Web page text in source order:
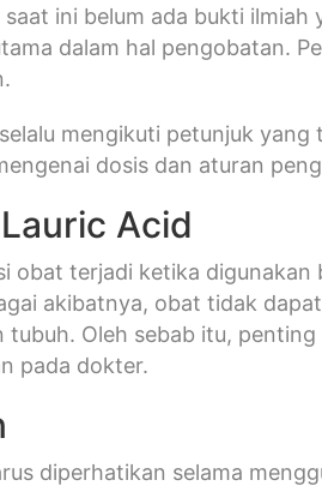
saat ini belum ada bukti
dalam hal pengobatan.
mengikuti petunjuk
dosis dan aturan
Acid
obat terjadi ketika
akibatnya, obat tidak
tubuh. Oleh sebab itu,
pada dokter.
diperhatikan selama